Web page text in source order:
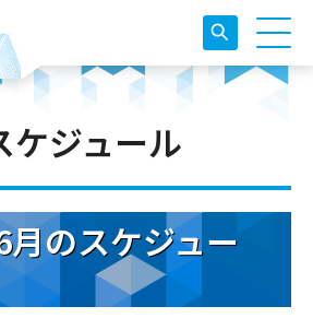
ケジュール
のスケジュー